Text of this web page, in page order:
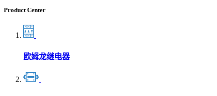
Product Center
欧姆龙继电器